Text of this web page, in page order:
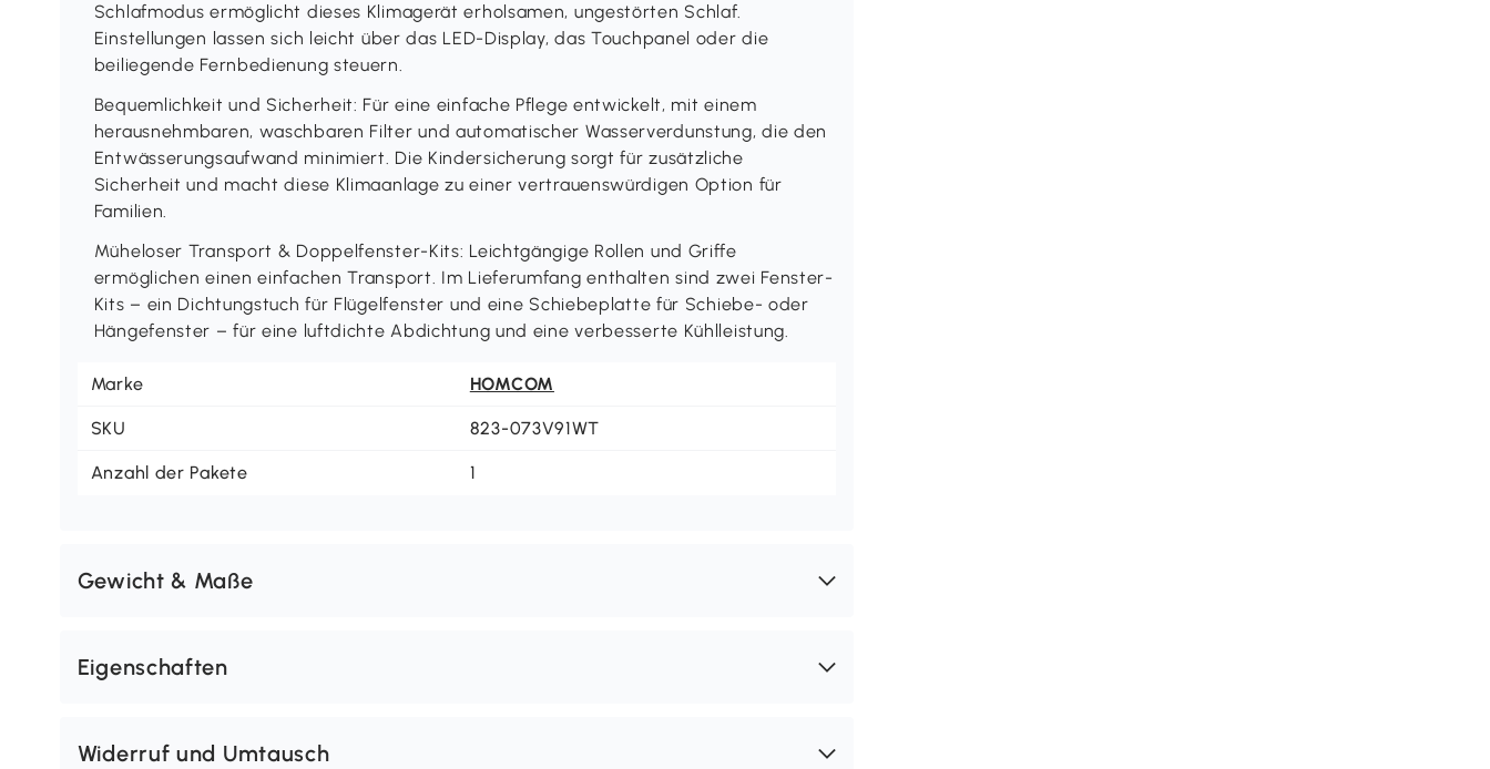
Schlafmodus ermöglicht dieses Klimagerät erholsamen, ungestörten Schlaf.
Einstellungen lassen sich leicht über das LED-Display, das Touchpanel oder die
beiliegende Fernbedienung steuern.
Bequemlichkeit und Sicherheit: Für eine einfache Pflege entwickelt, mit einem
herausnehmbaren, waschbaren Filter und automatischer Wasserverdunstung, die den
Entwässerungsaufwand minimiert. Die Kindersicherung sorgt für zusätzliche
Sicherheit und macht diese Klimaanlage zu einer vertrauenswürdigen Option für
Familien.
Müheloser Transport & Doppelfenster-Kits: Leichtgängige Rollen und Griffe
ermöglichen einen einfachen Transport. Im Lieferumfang enthalten sind zwei Fenster-
Kits – ein Dichtungstuch für Flügelfenster und eine Schiebeplatte für Schiebe- oder
Hängefenster – für eine luftdichte Abdichtung und eine verbesserte Kühlleistung.
Marke HOMCOM
SKU 823-073V91WT
Anzahl der Pakete 1
Gewicht & Maße
Eigenschaften
Widerruf und Umtausch